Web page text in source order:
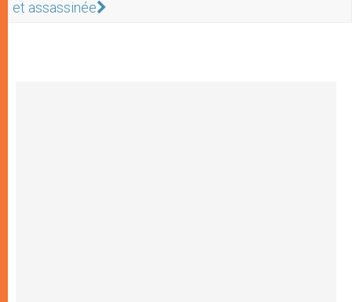
et assassinée